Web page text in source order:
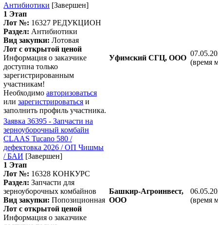
Антибиотики [Завершен]
1 Этап
Лот №: 16327 РЕДУКЦИОН
Раздел: Антибиотики
Вид закупки: Лотовая
Лот с открытой ценой
Информация о заказчике
доступна только
зарегистрированным
участникам!
Необходимо авторизоваться
или зарегистрироваться и
заполнить профиль участника.
Уфимский СГЦ, ООО
(время
Заявка 36395 - Запчасти на
зерноуборочный комбайн
CLAAS Tucano 580 /
дефектовка 2026 / ОП Чишмы
/ БАИ [Завершен]
1 Этап
Лот №: 16328 КОНКУРС
Раздел: Запчасти для
зерноуборочных комбайнов
Вид закупки: Попозиционная
Лот с открытой ценой
Информация о заказчике
Башкир-Агроинвест,
ООО
(время